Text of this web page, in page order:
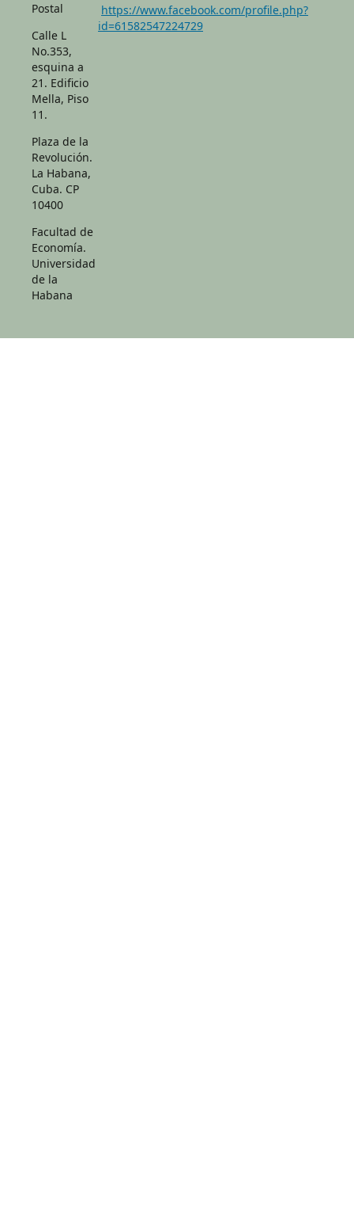
Postal
Calle L
No.353,
esquina a
21. Edificio
Mella, Piso
11.
Plaza de la
Revolución.
La Habana,
Cuba. CP
10400
Facultad de
Economía.
Universidad
de la
Habana
https://www.facebook.com/profile.php?
id=61582547224729